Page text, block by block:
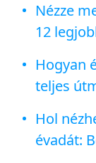
Nézze
12
Hogyan
teljes
Hol
évadát: